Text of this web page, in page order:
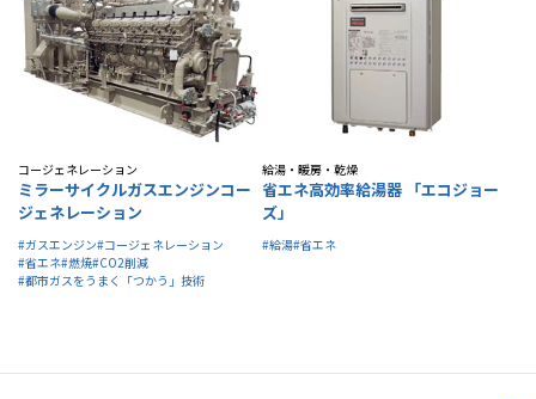
コージェネレーション
ミラーサイクルガスエンジンコー
ジェネレーション
#ガスエンジン#コージェネレーション
#省エネ#燃焼#CO2削減
#都市ガスをうまく「つかう」技術
給湯・暖房・乾燥
省エネ高効率給湯器 「エコジョー
ズ」
#給湯#省エネ